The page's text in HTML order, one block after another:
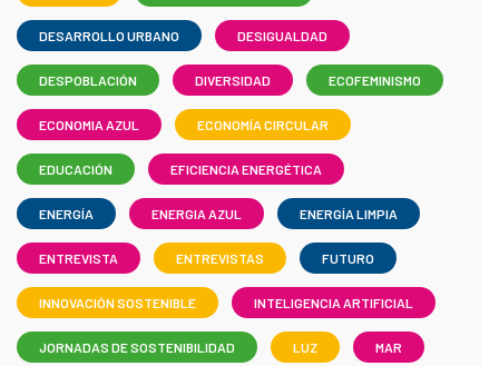
DESARROLLO URBANO DESIGUALDAD
DESPOBLACIÓN DIVERSIDAD ECOFEMINISMO
ECONOMIA AZUL ECONOMÍA CIRCULAR
EDUCACIÓN EFICIENCIA ENERGÉTICA
ENERGÍA ENERGIA AZUL ENERGÍA LIMPIA
ENTREVISTA ENTREVISTAS FUTURO
INNOVACIÓN SOSTENIBLE INTELIGENCIA ARTIFICIAL
JORNADAS DE SOSTENIBILIDAD LUZ MAR